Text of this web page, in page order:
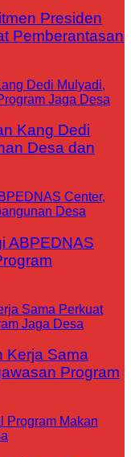
Presiden
Pemberantasan
Kang Dedi
Desa dan
ABPEDNAS
Kerja Sama
Program